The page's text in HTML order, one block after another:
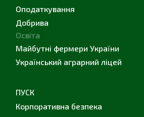
Оподаткування
Добрива
Освіта
Майбутні фермери України
Український аграрний ліцей
ПУСК
Корпоративна безпека